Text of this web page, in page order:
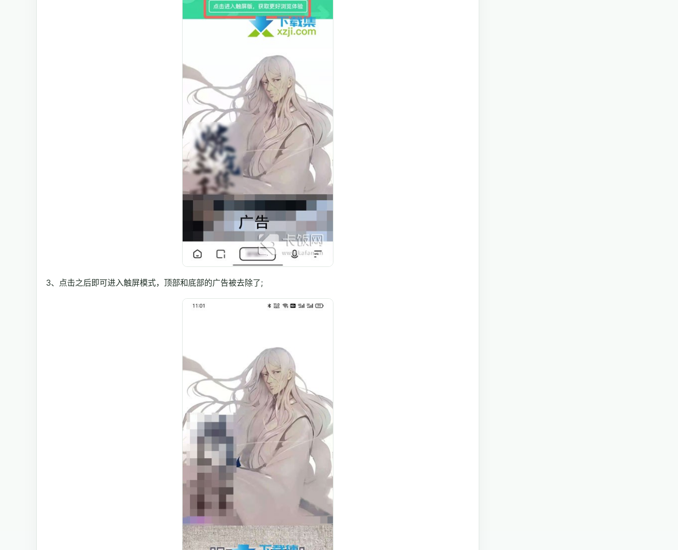
3、点击之后即可进入触屏模式，顶部和底部的广告被去除了;